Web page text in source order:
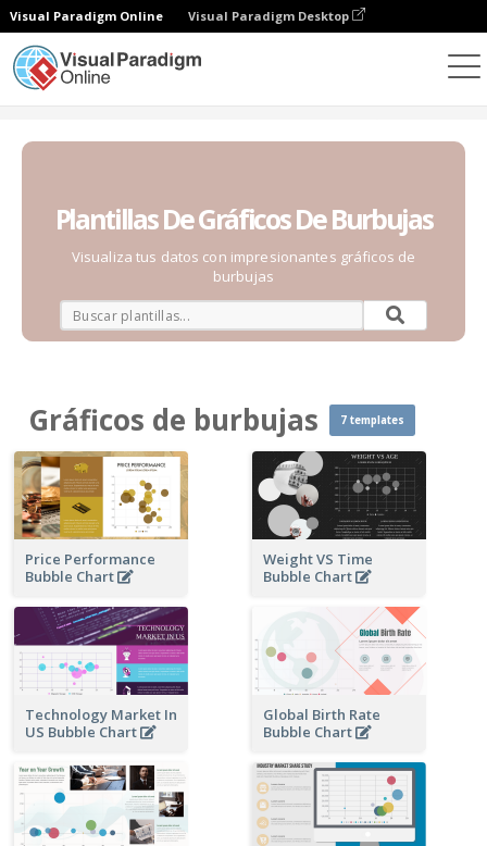
Visual Paradigm Online Visual Paradigm Desktop
Plantillas De Gráficos De Burbujas
Visualiza tus datos con impresionantes gráficos de
burbujas
Gráficos de burbujas 7 templates
Price Performance
Bubble Chart
Weight VS Time
Bubble Chart
Technology Market In
US Bubble Chart
Global Birth Rate
Bubble Chart